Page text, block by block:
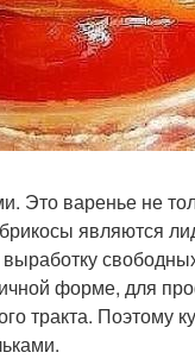
Это варенье не
являются
форме, для
тракта. Поэтому